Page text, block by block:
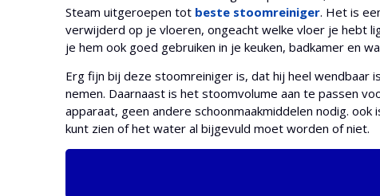
Steam uitgeroepen tot beste stoomreiniger. Het is
verwijderd op je vloeren, ongeacht welke vloer je hebt
je hem ook goed gebruiken in je keuken, badkamer en
Erg fijn bij deze stoomreiniger is, dat hij heel
nemen. Daarnaast is het stoomvolume aan te passen
apparaat, geen andere schoonmaakmiddelen nodig.
kunt zien of het water al bijgevuld moet worden of niet.